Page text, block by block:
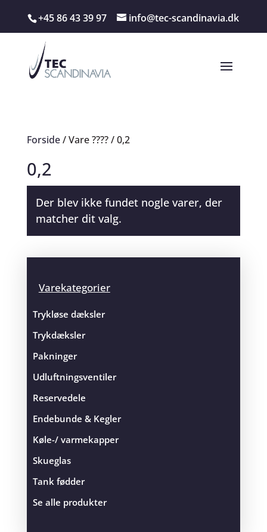
+45 86 43 39 97 info@tec-scandinavia.dk
Forside/ Vare ???? / 0,2
0,2
Der blev ikke fundet nogle varer, der
matcher dit valg.
Varekategorier
Trykløse dæksler
Trykdæksler
Pakninger
Udluftningsventiler
Reservedele
Endebunde & Kegler
Køle-/ varmekapper
Skueglas
Tank fødder
Se alle produkter